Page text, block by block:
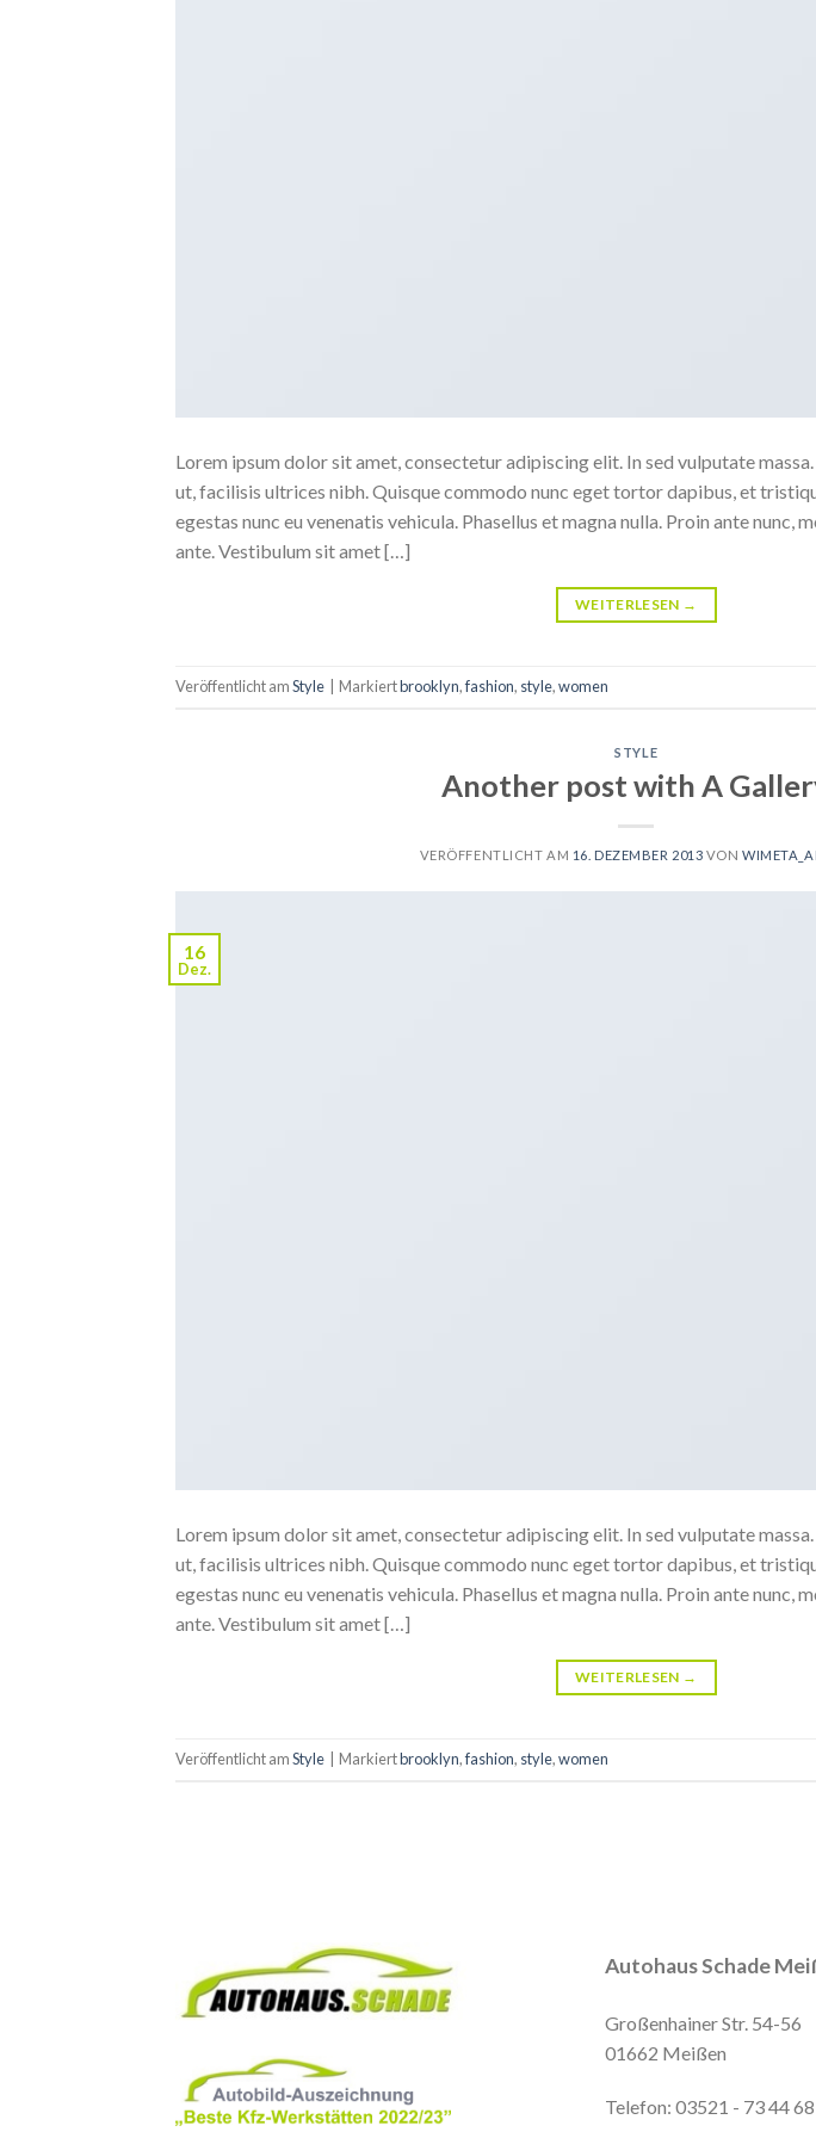
Lorem ipsum dolor sit amet, consectetur adipiscing elit. In sed vulputate
ut, facilisis ultrices nibh. Quisque commodo nunc eget tortor dapibus, et
egestas nunc eu venenatis vehicula. Phasellus et magna nulla. Proin ante nunc,
ante. Vestibulum sit amet […]
WEITERLESEN →
Veröffentlicht amStyle Markiertbrooklyn,fashion, style,women
STYLE
Another post with A
VERÖFFENTLICHT AM 16. DEZEMBER 2013 VON
16
Dez.
Lorem ipsum dolor sit amet, consectetur adipiscing elit. In sed vulputate
ut, facilisis ultrices nibh. Quisque commodo nunc eget tortor dapibus, et
egestas nunc eu venenatis vehicula. Phasellus et magna nulla. Proin ante nunc,
ante. Vestibulum sit amet […]
WEITERLESEN →
Veröffentlicht amStyle Markiertbrooklyn,fashion, style,women
Autohaus Schade
Großenhainer Str. 54-56
01662 Meißen
Telefon: 03521 - 73 44 68